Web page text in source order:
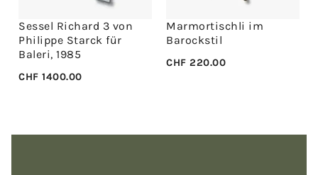
Sessel Richard 3 von
Philippe Starck für
Baleri, 1985
CHF 1400.00
Marmortischli im
Barockstil
CHF 220.00